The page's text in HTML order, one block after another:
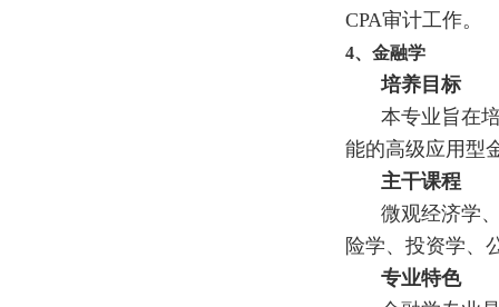
CPA审计工作。
4、 金融学
培养目标
本专业旨在
能的高级应用型
主干课程
微观经济学
险学、投资学、
专业特色